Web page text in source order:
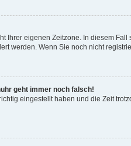
Ihrer eigenen Zeitzone. In diesem
werden. Wenn Sie noch nicht
geht immer noch falsch!
eingestellt haben und die Zeit